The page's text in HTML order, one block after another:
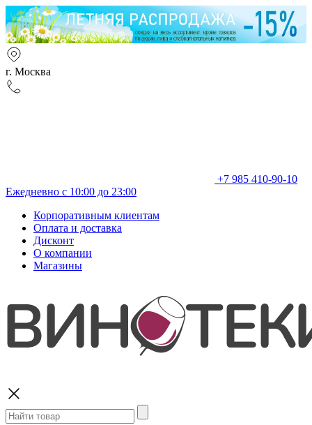
г. Москва
+7 985 410-90-10
Ежедневно с 10:00 до 23:00
Корпоративным клиентам
Оплата и доставка
Дисконт
О компании
Магазины